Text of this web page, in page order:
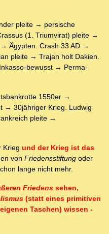
pleite → persische
(1. Triumvirat) pleite →
Ägypten. Crash 33 AD →
pleite → Trajan holt Dakien.
bewusst → Perma-
1550er →
→ 30jähriger Krieg. Ludwig
pleite →
Krieg und der Krieg ist das
von Friedensstiftung oder
lange nicht mehr.
Friedens sehen,
(statt eines primitiven
Taschen) wissen -